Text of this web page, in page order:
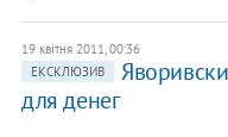
19 квітня 2011, 00:36
ЕКСКЛЮЗИВ
для денег